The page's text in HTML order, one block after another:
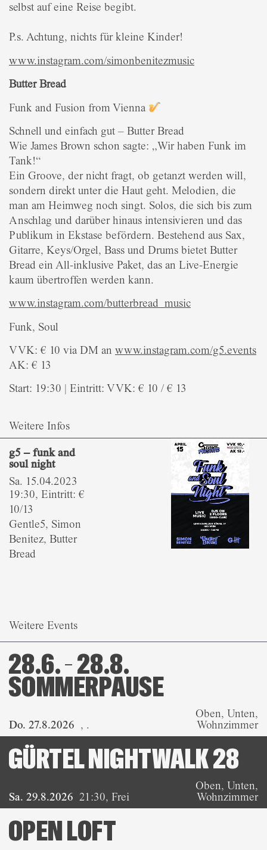
selbst auf eine Reise begibt.
P.s. Achtung, nichts für kleine Kinder!
www.instagram.com/simonbenitezmusic
Butter Bread
Funk and Fusion from Vienna
Schnell und einfach gut – Butter Bread
Wie James Brown schon sagte: „Wir haben Funk im
Tank!“
Ein Groove, der nicht fragt, ob getanzt werden will,
sondern direkt unter die Haut geht. Melodien, die
man am Heimweg noch singt. Solos, die sich bis zum
Anschlag und darüber hinaus intensivieren und das
Publikum in Ekstase befördern. Bestehend aus Sax,
Gitarre, Keys/Orgel, Bass und Drums bietet Butter
Bread ein All-inklusive Paket, das an Live-Energie
kaum übertroffen werden kann.
www.instagram.com/butterbread_music
Funk, Soul
VVK: € 10 via DM an www.instagram.com/g5.events
AK: € 13
Start: 19:30 | Eintritt: VVK: € 10 / € 13
Weitere Infos
g5 – funk and
soul night
Sa. 15.04.2023
19:30, Eintritt: €
10/13
Gentle5, Simon
Benitez, Butter
Bread
Weitere Events
Do. 27.8.2026 , .
28.6. – 28.8.
SOMMERPAUSE
Oben, Unten,
Wohnzimmer
Sa. 29.8.2026 21:30,Frei
GÜRTEL NIGHTWALK 28
Oben, Unten,
Wohnzimmer
OPEN LOFT